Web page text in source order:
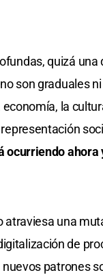
quizá
son graduales
la
atraviesa una
de
patrones